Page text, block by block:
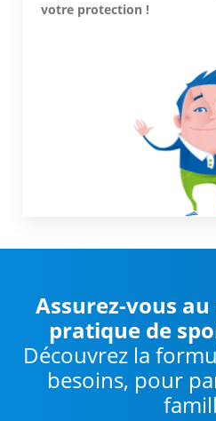
votre protection !
Assurez-vous
pratique de
Découvrez la
besoins, pour